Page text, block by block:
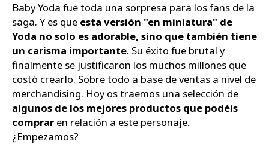
Baby Yoda fue toda una sorpresa para los fans de la
saga. Y es que esta versión "en miniatura" de
Yoda no solo es adorable, sino que también tiene
un carisma importante. Su éxito fue brutal y
finalmente se justificaron los muchos millones que
costó crearlo. Sobre todo a base de ventas a nivel de
merchandising. Hoy os traemos una selección de
algunos de los mejores productos que podéis
comprar en relación a este personaje.
¿Empezamos?